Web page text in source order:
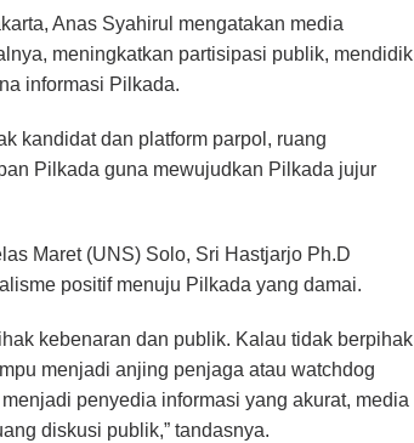
Anas Syahirul mengatakan media
meningkatkan partisipasi publik, mendidik
informasi Pilkada.
kandidat dan platform parpol, ruang
Pilkada guna mewujudkan Pilkada jujur
Maret (UNS) Solo, Sri Hastjarjo Ph.D
positif menuju Pilkada yang damai.
kebenaran dan publik. Kalau tidak berpihak
menjadi anjing penjaga atau watchdog
penyedia informasi yang akurat, media
diskusi publik,” tandasnya.